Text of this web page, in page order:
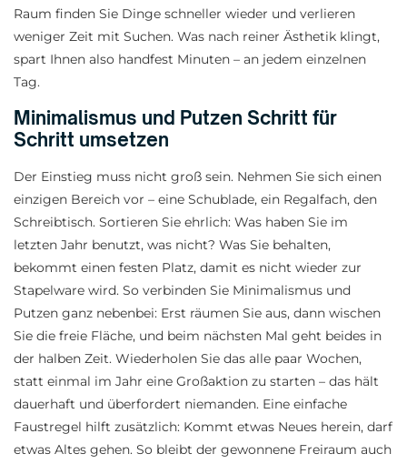
Raum finden Sie Dinge schneller wieder und verlieren
weniger Zeit mit Suchen. Was nach reiner Ästhetik klingt,
spart Ihnen also handfest Minuten – an jedem einzelnen
Tag.
Minimalismus und Putzen Schritt für
Schritt umsetzen
Der Einstieg muss nicht groß sein. Nehmen Sie sich einen
einzigen Bereich vor – eine Schublade, ein Regalfach, den
Schreibtisch. Sortieren Sie ehrlich: Was haben Sie im
letzten Jahr benutzt, was nicht? Was Sie behalten,
bekommt einen festen Platz, damit es nicht wieder zur
Stapelware wird. So verbinden Sie Minimalismus und
Putzen ganz nebenbei: Erst räumen Sie aus, dann wischen
Sie die freie Fläche, und beim nächsten Mal geht beides in
der halben Zeit. Wiederholen Sie das alle paar Wochen,
statt einmal im Jahr eine Großaktion zu starten – das hält
dauerhaft und überfordert niemanden. Eine einfache
Faustregel hilft zusätzlich: Kommt etwas Neues herein, darf
etwas Altes gehen. So bleibt der gewonnene Freiraum auch